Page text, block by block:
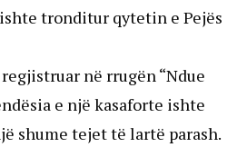
tronditur qytetin e Pejës
në rrugën “Ndue
e një kasaforte ishte
shume tejet të lartë parash.